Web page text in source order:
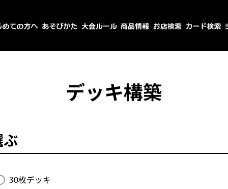
デッキ構築
30枚デッキ